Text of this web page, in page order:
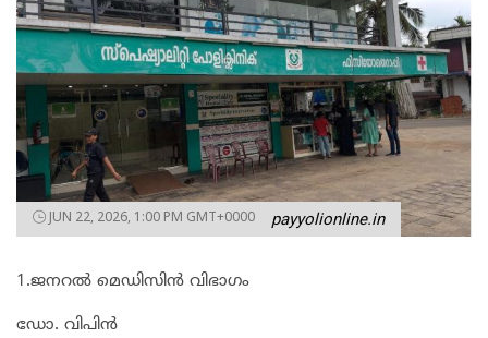
JUN 22, 2026, 1:00 PM GMT+0000 payyolionline.in
1.ജനറൽ മെഡിസിൻ വിഭാഗം
ഡോ. വിപിൻ